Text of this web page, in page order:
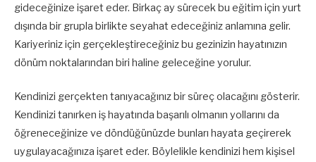
gideceğinize işaret eder. Birkaç ay sürecek bu eğitim için yurt
dışında bir grupla birlikte seyahat edeceğiniz anlamına gelir.
Kariyeriniz için gerçekleştireceğiniz bu gezinizin hayatınızın
dönüm noktalarından biri haline geleceğine yorulur.
Kendinizi gerçekten tanıyacağınız bir süreç olacağını gösterir.
Kendinizi tanırken iş hayatında başarılı olmanın yollarını da
öğreneceğinize ve döndüğünüzde bunları hayata geçirerek
uygulayacağınıza işaret eder. Böylelikle kendinizi hem kişisel